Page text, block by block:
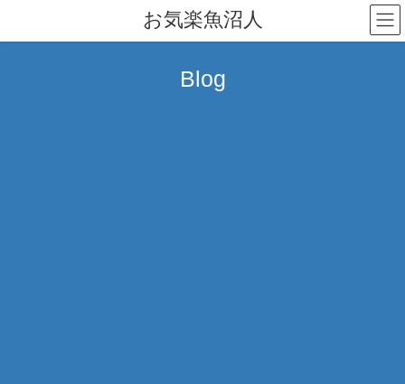
テ
ゲ
お気楽魚沼人
Blog